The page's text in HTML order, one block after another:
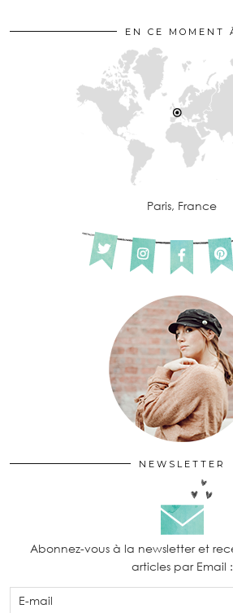
EN CE MOMENT
Paris, France
NEWSLETTER
Abonnez-vous à la newsletter et
articles par Email :